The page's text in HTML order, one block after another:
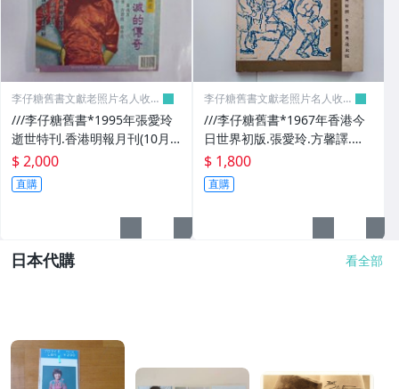
李仔糖舊書文獻老照片名人收藏
///李仔糖舊書*1995年張愛玲
逝世特刊.香港明報月刊(10月
號)(k323)
$ 2,000
直購
李仔糖舊書文獻老照片名人收藏
///李仔糖舊書*1967年香港今
日世界初版.張愛玲.方馨譯.睡
谷故事.李伯大夢(k338)
$ 1,800
直購
日本代購 看全部